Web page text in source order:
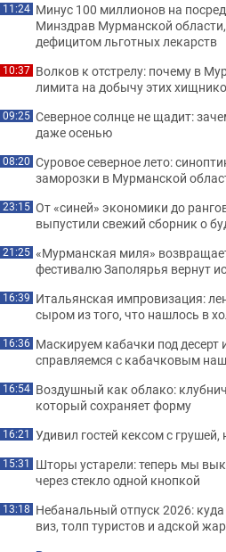
11:24 Минус 100 миллионов на
Минздрав Мурманской
дефицитом льготных лекарств
10:37 Волков к отстрелу: почему в
лимита на добычу этих
09:25 Северное солнце не щадит:
даже осенью
08:20 Суровое северное лето:
заморозки в Мурманской
23:15 От «синей» экономики до
выпустили свежий сборник о
21:25 «Мурманская миля»
фестивалю Заполярья вернут
16:39 Итальянская импровизация:
сыром из того, что нашлось в
16:36 Маскируем кабачки под
справляемся с кабачковым
16:54 Воздушный как облако:
который сохраняет форму
16:21 Удивил гостей кексом с грушей,
15:31 Шторы устарели: теперь мы
через стекло одной кнопкой
13:18 Небанальный отпуск 2026:
виз, толп туристов и адской